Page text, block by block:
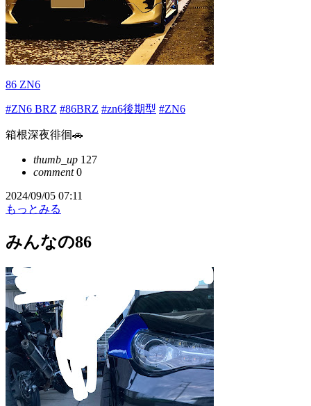
86 ZN6
#ZN6 BRZ #86BRZ #zn6後期型 #ZN6
箱根深夜徘徊🚗
thumb_up 127
comment0
2024/09/05 07:11
もっとみる
みんなの86